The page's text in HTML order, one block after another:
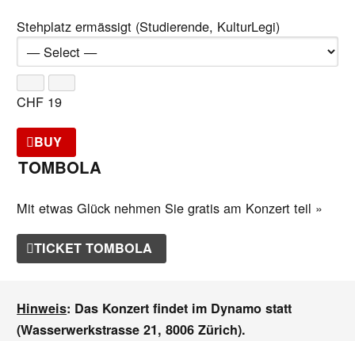
Stehplatz ermässigt (Studierende, KulturLegi)
CHF 19
BUY
TOMBOLA
Mit etwas Glück nehmen Sie gratis am Konzert teil »
TICKET TOMBOLA
Hinweis: Das Konzert findet im Dynamo statt
(Wasserwerkstrasse 21, 8006 Zürich).